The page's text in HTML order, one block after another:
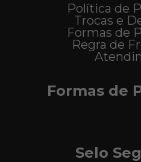
Política de
Trocas e
Formas de
Regra de
Formas de
Selo